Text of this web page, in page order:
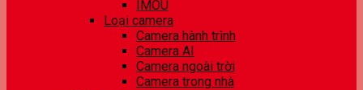
IMOU
Loại camera
Camera hành trình
Camera AI
Camera ngoài trời
Camera trong nhà